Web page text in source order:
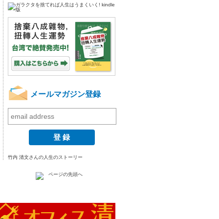
メールマガジン登録
竹内 清文さんの人生のストーリー